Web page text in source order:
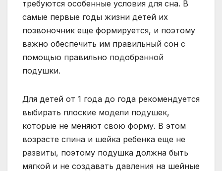
требуются особенные условия для сна. В
самые первые годы жизни детей их
позвоночник еще формируется, и поэтому
важно обеспечить им правильный сон с
помощью правильно подобранной
подушки.
Для детей от 1 года до года рекомендуется
выбирать плоские модели подушек,
которые не меняют свою форму. В этом
возрасте спина и шейка ребенка еще не
развиты, поэтому подушка должна быть
мягкой и не создавать давления на шейные